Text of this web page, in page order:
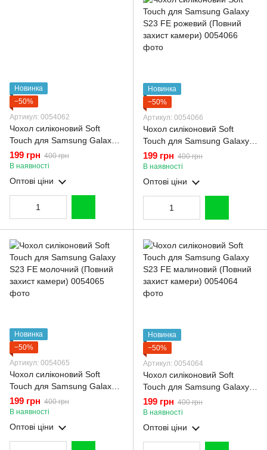
Новинка
−50%
Артикул: 0054062
Чохол силіконовий Soft
Touch для Samsung Galaxy
S23 FE бордовий (Повний
захист камери)
199 грн 400 грн
В наявності
Оптові ціни
Новинка
−50%
Артикул: 0054066
Чохол силіконовий Soft
Touch для Samsung Galaxy
S23 FE рожевий (Повний
захист камери)
199 грн 400 грн
В наявності
Оптові ціни
Новинка
−50%
Артикул: 0054065
Чохол силіконовий Soft
Touch для Samsung Galaxy
S23 FE молочний (Повний
захист камери)
199 грн 400 грн
В наявності
Оптові ціни
Новинка
−50%
Артикул: 0054064
Чохол силіконовий Soft
Touch для Samsung Galaxy
S23 FE малиновий (Повний
захист камери)
199 грн 400 грн
В наявності
Оптові ціни